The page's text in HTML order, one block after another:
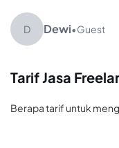
D Dewi•Guest
Tarif Jasa
Berapa tarif untuk